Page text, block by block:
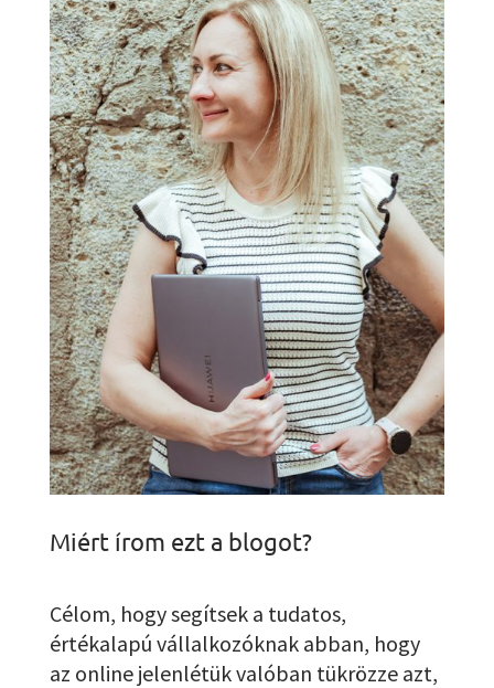
Miért írom ezt a blogot?
Célom, hogy segítsek a tudatos,
értékalapú vállalkozóknak abban, hogy
az online jelenlétük valóban tükrözze azt,